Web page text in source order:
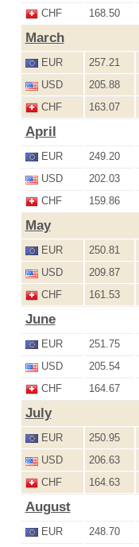
CHF
168.50
March
EUR 257.21
USD
205.88
CHF
163.07
April
EUR 249.20
USD
202.03
CHF
159.86
May
EUR 250.81
USD
209.87
CHF
161.53
June
EUR 251.75
USD
205.54
CHF
164.67
July
EUR 250.95
USD
206.63
CHF
164.63
August
EUR 248.70